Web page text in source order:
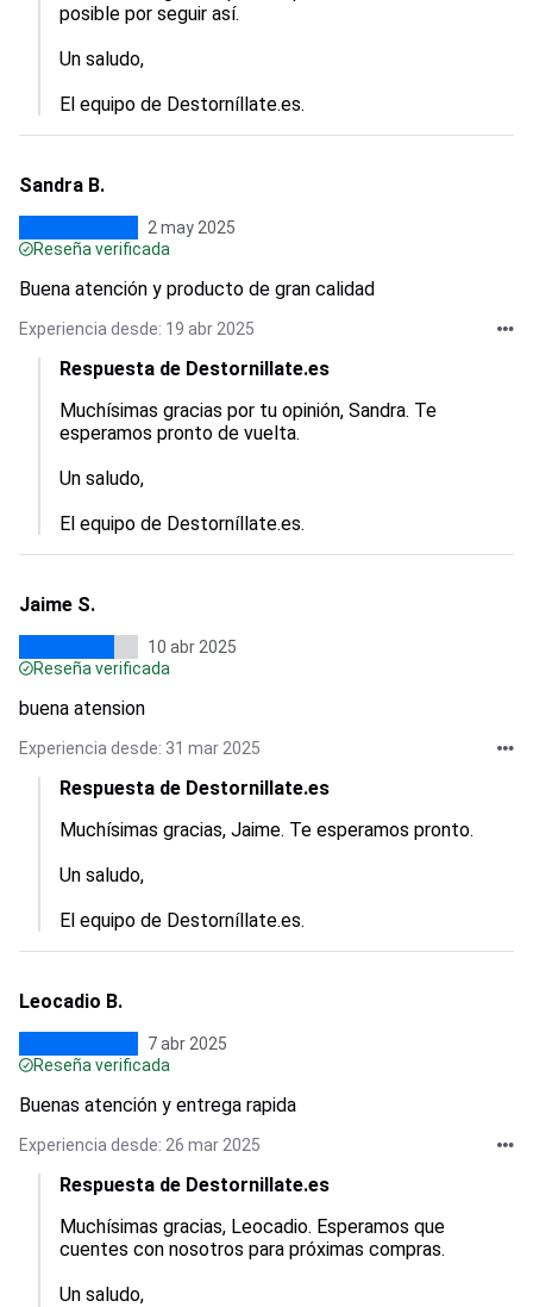
posible por seguir así.
Un saludo,
El equipo de Destorníllate.es.
Sandra B.
2 may 2025
Reseña verificada
Buena atención y producto de gran calidad
Experiencia desde: 19 abr 2025
Respuesta de Destornillate.es
Muchísimas gracias por tu opinión, Sandra. Te
esperamos pronto de vuelta.
Un saludo,
El equipo de Destorníllate.es.
Jaime S.
10 abr 2025
Reseña verificada
buena atension
Experiencia desde: 31 mar 2025
Respuesta de Destornillate.es
Muchísimas gracias, Jaime. Te esperamos pronto.
Un saludo,
El equipo de Destorníllate.es.
Leocadio B.
7 abr 2025
Reseña verificada
Buenas atención y entrega rapida
Experiencia desde: 26 mar 2025
Respuesta de Destornillate.es
Muchísimas gracias, Leocadio. Esperamos que
cuentes con nosotros para próximas compras.
Un saludo,